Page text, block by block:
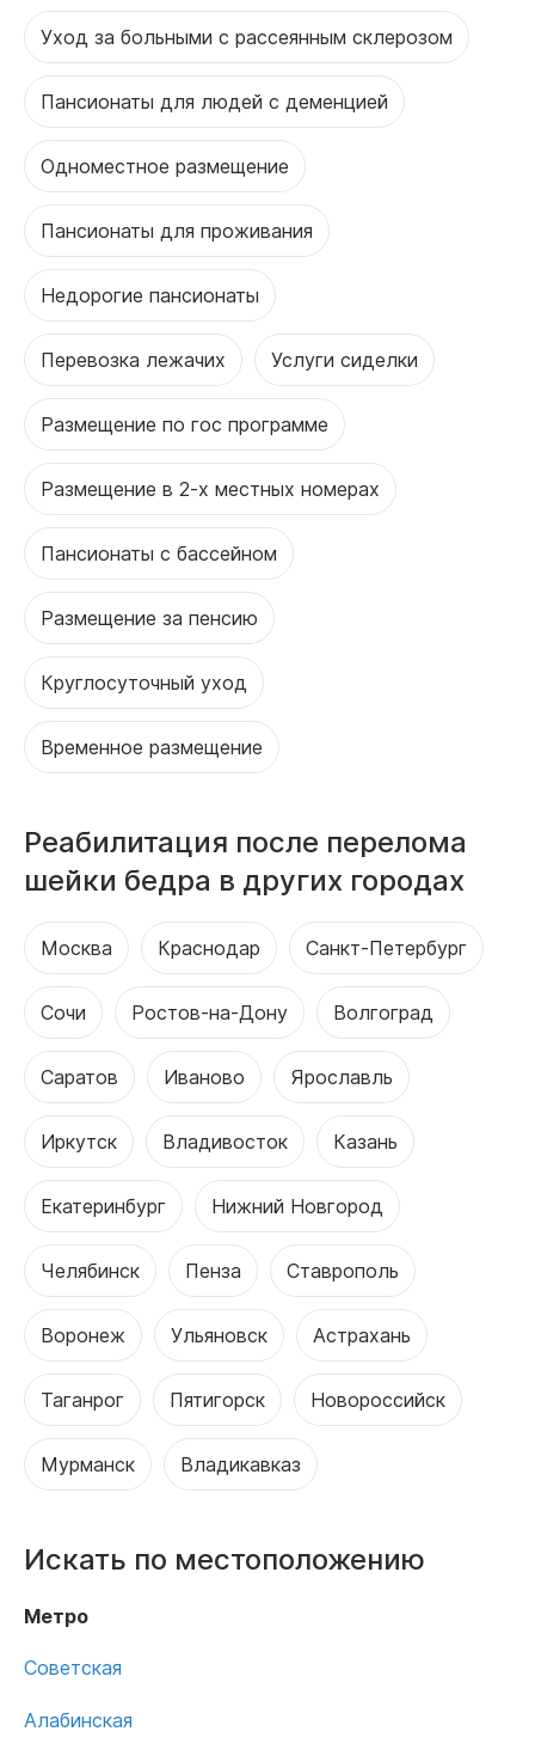
Уход за больными с рассеянным склерозом
Пансионаты для людей с деменцией
Одноместное размещение
Пансионаты для проживания
Недорогие пансионаты
Перевозка лежачих Услуги сиделки
Размещение по гос программе
Размещение в 2-х местных номерах
Пансионаты с бассейном
Размещение за пенсию
Круглосуточный уход
Временное размещение
Реабилитация после перелома
шейки бедра в других городах
Москва Краснодар Санкт-Петербург
Сочи Ростов-на-Дону Волгоград
Саратов Иваново Ярославль
Иркутск Владивосток Казань
Екатеринбург Нижний Новгород
Челябинск Пенза Ставрополь
Воронеж Ульяновск Астрахань
Таганрог Пятигорск Новороссийск
Мурманск Владикавказ
Искать по местоположению
Метро
Советская
Алабинская